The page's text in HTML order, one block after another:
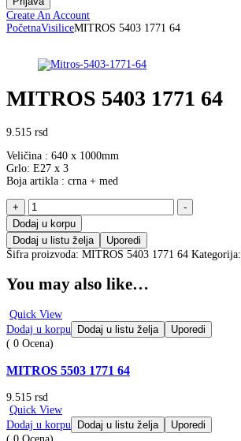
Create An Account
PočetnaVisiliceMITROS 5403 1771 64
MITROS 5403 1771 64
9.515 rsd
Veličina : 640 x 1000mm
Grlo: E27 x 3
Boja artikla : crna + med
+
MITROS
5403
1771
64
količina
-
Dodaj u korpu
Dodaj u listu želja
Uporedi
Šifra proizvoda: MITROS 5403 1771 64 Kategorija:
You may also like…
Quick View
Dodaj u korpu
Dodaj u listu želja
Uporedi
( 0 Ocena)
MITROS 5503 1771 64
9.515 rsd
Quick View
Dodaj u korpu
Dodaj u listu želja
Uporedi